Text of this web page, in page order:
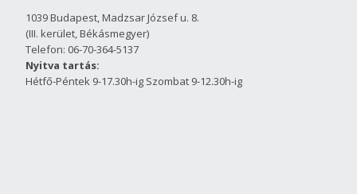
1039 Budapest, Madzsar József u. 8.
(III. kerület, Békásmegyer)
Telefon: 06-70-364-5137
Nyitva tartás:
Hétfő-Péntek 9-17.30h-ig Szombat 9-12.30h-ig